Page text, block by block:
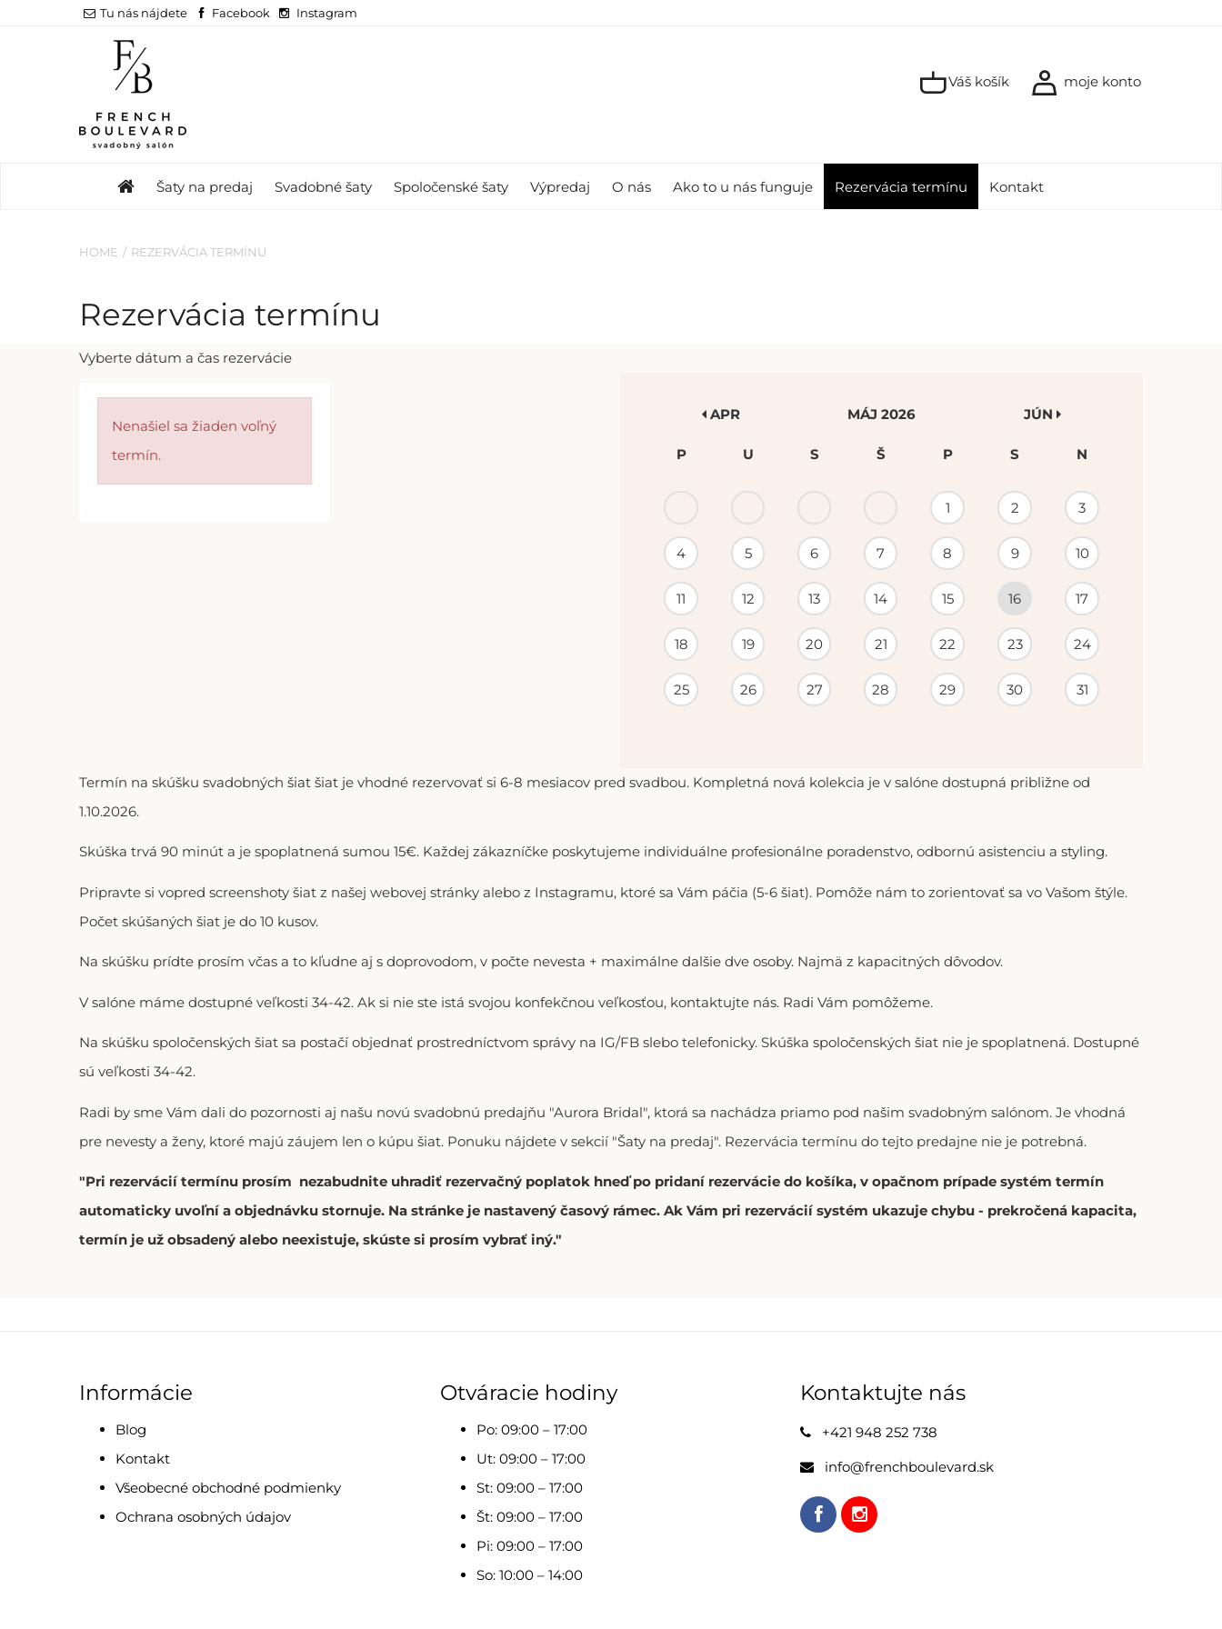
Tu nás nájdete Facebook Instagram
Váš košík moje konto
Šaty na predaj Svadobné šaty Spoločenské šaty Výpredaj O nás Ako to u nás funguje Rezervácia termínu Kontakt
HOME REZERVÁCIA TERMÍNU
Rezervácia termínu
Vyberte dátum a čas rezervácie
Nenašiel sa žiaden voľný
termín.
KALENDÁR
PODUJATÍ
APR MÁJ 2026 JÚN
P U S Š P S N
1 2 3
4 5 6 7 8 9 10
11 12 13 14 15 16 17
18 19 20 21 22 23 24
25 26 27 28 29 30 31
Termín na skúšku svadobných šiat šiat je vhodné rezervovať si 6-8 mesiacov pred svadbou. Kompletná nová kolekcia je v salóne dostupná približne od
1.10.2026.
Skúška trvá 90 minút a je spoplatnená sumou 15€. Každej zákazníčke poskytujeme individuálne profesionálne poradenstvo, odbornú asistenciu a styling.
Pripravte si vopred screenshoty šiat z našej webovej stránky alebo z Instagramu, ktoré sa Vám páčia (5-6 šiat). Pomôže nám to zorientovať sa vo Vašom štýle.
Počet skúšaných šiat je do 10 kusov.
Na skúšku prídte prosím včas a to kľudne aj s doprovodom, v počte nevesta + maximálne dalšie dve osoby. Najmä z kapacitných dôvodov.
V salóne máme dostupné veľkosti 34-42. Ak si nie ste istá svojou konfekčnou veľkosťou, kontaktujte nás. Radi Vám pomôžeme.
Na skúšku spoločenských šiat sa postačí objednať prostredníctvom správy na IG/FB slebo telefonicky. Skúška spoločenských šiat nie je spoplatnená. Dostupné
sú veľkosti 34-42.
Radi by sme Vám dali do pozornosti aj našu novú svadobnú predajňu "Aurora Bridal", ktorá sa nachádza priamo pod našim svadobným salónom. Je vhodná
pre nevesty a ženy, ktoré majú záujem len o kúpu šiat. Ponuku nájdete v sekcií "Šaty na predaj". Rezervácia termínu do tejto predajne nie je potrebná.
"Pri rezervácií termínu prosím nezabudnite uhradiť rezervačný poplatok hneď po pridaní rezervácie do košíka, v opačnom prípade systém termín
automaticky uvoľní a objednávku stornuje. Na stránke je nastavený časový rámec. Ak Vám pri rezervácií systém ukazuje chybu - prekročená kapacita,
termín je už obsadený alebo neexistuje, skúste si prosím vybrať iný."
Informácie
Blog
Kontakt
Všeobecné obchodné podmienky
Ochrana osobných údajov
Otváracie hodiny
Po: 09:00 – 17:00
Ut: 09:00 – 17:00
St: 09:00 – 17:00
Št: 09:00 – 17:00
Pi: 09:00 – 17:00
So: 10:00 – 14:00
Kontaktujte nás
+421 948 252 738
info@frenchboulevard.sk